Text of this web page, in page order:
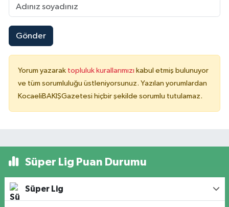
Gönder
Yorum yazarak topluluk kurallarımızı kabul etmiş bulunuyor
ve tüm sorumluluğu üstleniyorsunuz. Yazılan yorumlardan
KocaeliBAKIŞGazetesi hiçbir şekilde sorumlu tutulamaz.
Süper Lig Puan Durumu
Süper Lig